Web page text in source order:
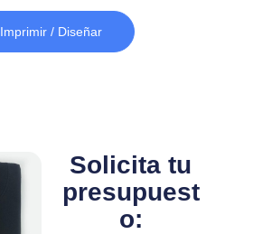
Imprimir / Diseñar
Solicita tu
presupuest
o: